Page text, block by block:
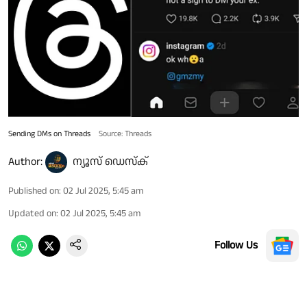
Sending DMs on Threads Source: Threads
Author: ന്യൂസ് ഡെസ്ക്
Published on: 02 Jul 2025, 5:45 am
Updated on: 02 Jul 2025, 5:45 am
Follow Us